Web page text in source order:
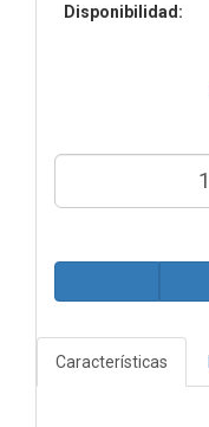
Disponibilidad:
Características